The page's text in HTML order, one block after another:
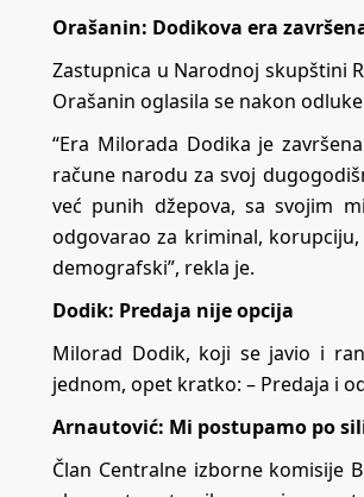
Orašanin: Dodikova era
Zastupnica u Narodnoj skupštini
Orašanin oglasila se nakon
“Era Milorada Dodika je
račune narodu za svoj
već punih džepova, sa svojim
odgovarao za kriminal,
demografski”, rekla je.
Dodik: Predaja nije opcija
Milorad Dodik, koji se javio i
jednom, opet kratko: – Predaja i
Arnautović: Mi postupamo po
Član Centralne izborne komisije